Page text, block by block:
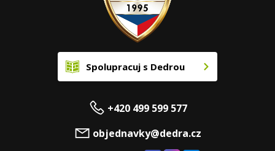
Spolupracuj s Dedrou
+420 499 599 577
objednavky@dedra.cz